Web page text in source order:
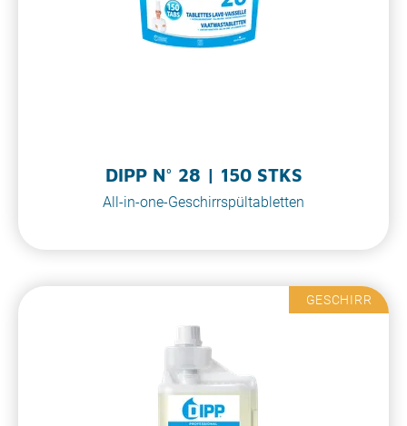
DIPP N° 28 | 150 STKS
All-in-one-Geschirrspültabletten
GESCHIRR